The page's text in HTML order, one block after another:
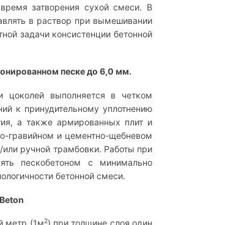
затворения сухой смеси. В
в раствор при вымешивании
задачи консистенции бетонной
песке до 6,0 мм.
цоколей выполняется в четком
к принудительному уплотнению
а также армированных плит и
гравийном и цементно-щебневом
ручной трамбовки. Работы при
пескобетоном с минимально
бетонной смеси.
2